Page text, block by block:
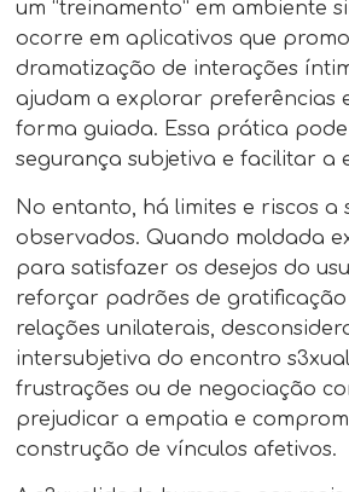
um “treinamento” em ambiente
ocorre em aplicativos que
dramatização de interações
ajudam a explorar preferências
forma guiada. Essa prática
segurança subjetiva e facilitar a
No entanto, há limites e riscos a
observados. Quando moldada
para satisfazer os desejos do
reforçar padrões de
relações unilaterais,
intersubjetiva do encontro
frustrações ou de negociação
prejudicar a empatia e
construção de vínculos afetivos.